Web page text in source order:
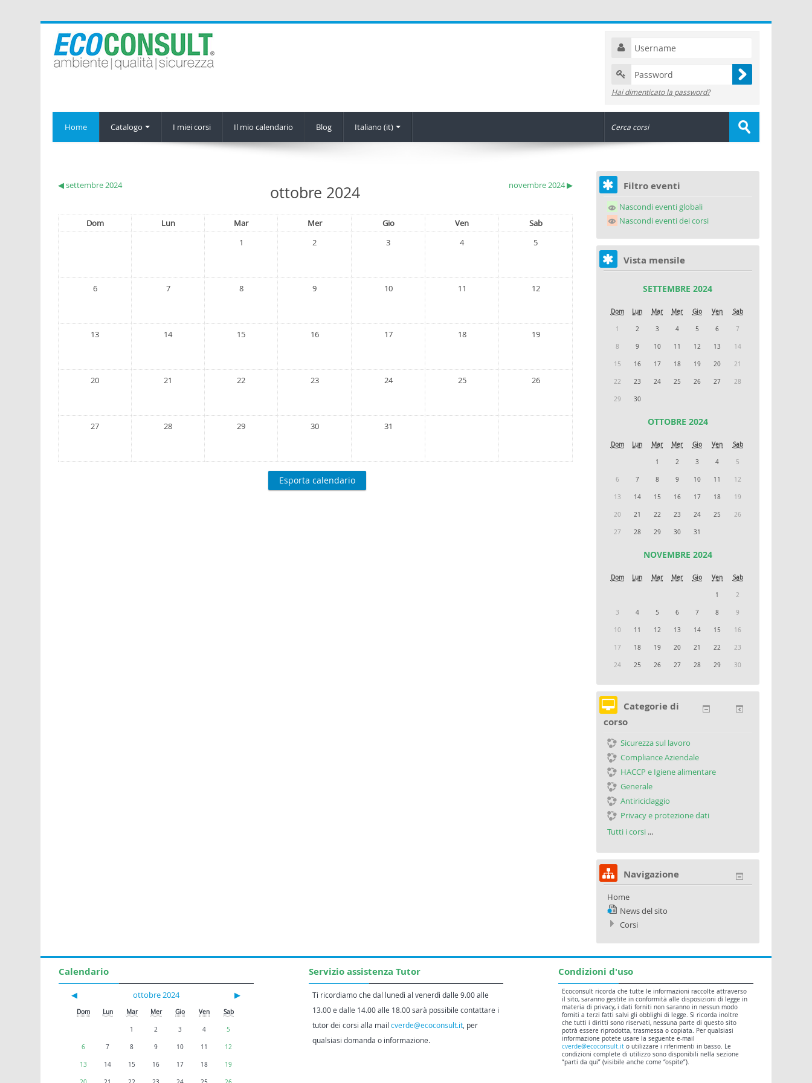
Hai dimenticato la password?
Home Catalogo I miei corsi Il mio calendario Blog Italiano (it)
◀settembre 2024 ottobre 2024 novembre 2024▶
Dom Lun Mar Mer Gio Ven
Sab
1
2 3 4 5
6 7 8 9 10 11 12
13 14 15 16 17 18 19
20 21 22 23 24 25 26
27 28 29 30 31
Filtro eventi
Nascondi eventi globali
Nascondi eventi dei corsi
Vista mensile
SETTEMBRE 2024
Dom Lun Mar Mer Gio Ven Sab
1 2 3 4 5 6 7
8 9 10 11 12 13 14
15 16 17 18 19 20 21
22 23 24 25 26 27 28
29 30
OTTOBRE 2024
Dom Lun Mar Mer Gio Ven Sab
1 2 3 4 5
6 7 8 9 10 11 12
13 14 15 16 17 18 19
20 21 22 23 24 25 26
27 28 29 30 31
NOVEMBRE 2024
Dom Lun Mar Mer Gio Ven Sab
1 2
3 4 5 6 7 8 9
10 11 12 13 14 15 16
17 18 19 20 21 22 23
24 25 26 27 28 29 30
Categorie di
corso
Sicurezza sul lavoro
Compliance Aziendale
HACCP e Igiene alimentare
Generale
Antiriciclaggio
Privacy e protezione dati
Tutti i corsi...
Navigazione
Home
News del sito
Corsi
Calendario
◀ ottobre 2024 ▶
Dom Lun Mar Mer Gio Ven Sab
1 2 3 4 5
6 7 8 9 10 11 12
13 14 15 16 17 18 19
Servizio assistenza Tutor
Ti ricordiamo che dal lunedì al venerdì dalle 9.00 alle
13.00 e dalle 14.00 alle 18.00 sarà possibile contattare i
tutor dei corsi alla mail cverde@ecoconsult.it, per
qualsiasi domanda o informazione.
Condizioni d'uso
Ecoconsult ricorda che tutte le informazioni raccolte attraverso
il sito, saranno gestite in conformità alle disposizioni di legge in
materia di privacy, i dati forniti non saranno in nessun modo
forniti a terzi fatti salvi gli obblighi di legge. Si ricorda inoltre
che tutti i diritti sono riservati, nessuna parte di questo sito
potrà essere riprodotta, trasmessa o copiata. Per qualsiasi
informazione potete usare la seguente e-mail
cverde@ecoconsult.it o utilizzare i riferimenti in basso. Le
condizioni complete di utilizzo sono disponibili nella sezione
“parti da qui” (visibile anche come “ospite”).